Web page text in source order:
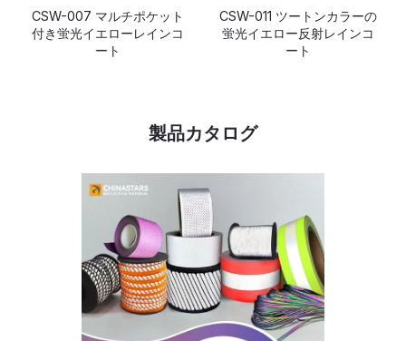
CSW-007 マルチポケット
付き蛍光イエローレインコ
ート
CSW-011 ツートンカラーの
蛍光イエロー反射レインコ
ート
製品カタログ